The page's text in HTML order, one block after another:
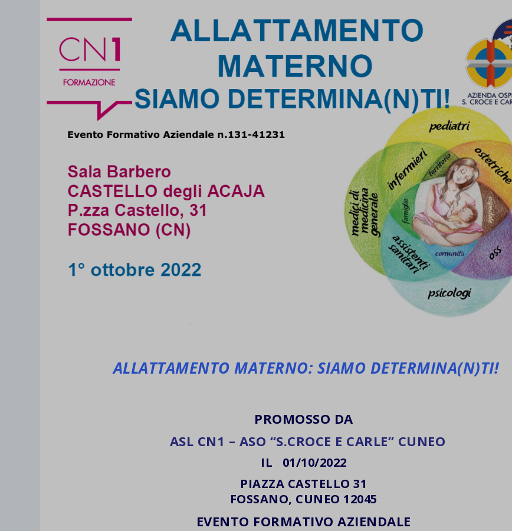
ALLATTAMENTO MATERNO: SIAMO DETERMINA(N)TI!
PROMOSSO DA
ASL CN1 – ASO “S.CROCE E CARLE” CUNEO
IL 01/10/2022
PIAZZA CASTELLO 31
FOSSANO, CUNEO 12045
EVENTO FORMATIVO AZIENDALE